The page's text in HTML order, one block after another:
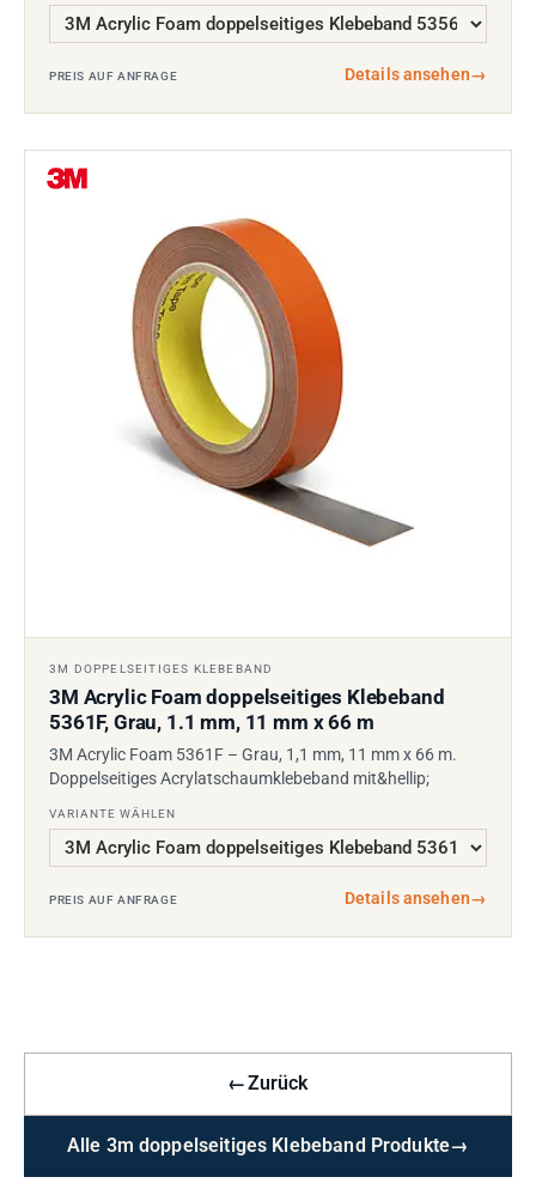
PREIS AUF ANFRAGE Details ansehen→
3M DOPPELSEITIGES KLEBEBAND
3M Acrylic Foam doppelseitiges Klebeband
5361F, Grau, 1.1 mm, 11 mm x 66 m
3M Acrylic Foam 5361F – Grau, 1,1 mm, 11 mm x 66 m.
Doppelseitiges Acrylatschaumklebeband mit&hellip;
VARIANTE WÄHLEN
PREIS AUF ANFRAGE Details ansehen→
←Zurück
Alle 3m doppelseitiges Klebeband Produkte→